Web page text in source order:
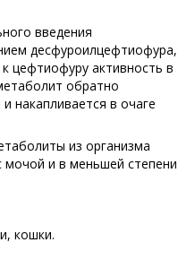
введения
десфуроилцефтиофура,
цефтиофуру активность в
обратно
накапливается в очаге
из организма
и в меньшей степени
кошки.